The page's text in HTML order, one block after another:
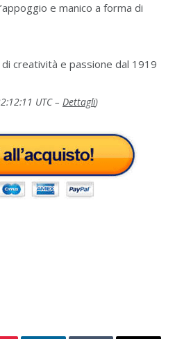
e manico a forma di
creatività e passione dal 1919
UTC – Dettagli)